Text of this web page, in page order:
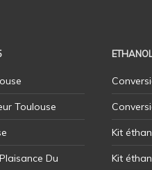
Toulouse
Du
Kit
Kit